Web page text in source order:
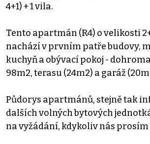
4+1) + 1 vila.
Tento apartmán (R4) o velikosti
nachází v prvním patře budovy,
kuchyň a obývací pokoj -
98m2, terasu (24m2) a garáž
Půdorys apartmánů, stejně tak
dalších volných bytových
na vyžádání, kdykoliv nás